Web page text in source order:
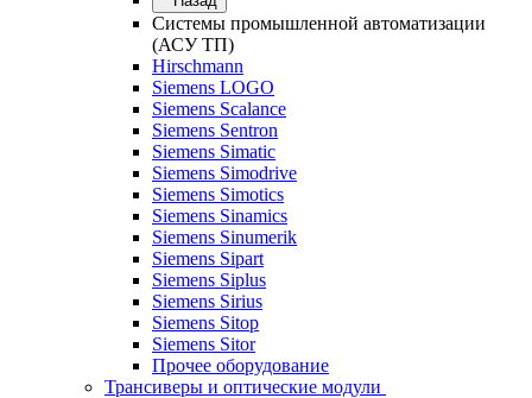
Системы промышленной автоматизации
(АСУ ТП)
Hirschmann
Siemens LOGO
Siemens Scalance
Siemens Sentron
Siemens Simatic
Siemens Simodrive
Siemens Simotics
Siemens Sinamics
Siemens Sinumerik
Siemens Sipart
Siemens Siplus
Siemens Sirius
Siemens Sitop
Siemens Sitor
Прочее оборудование
Трансиверы и оптические модули